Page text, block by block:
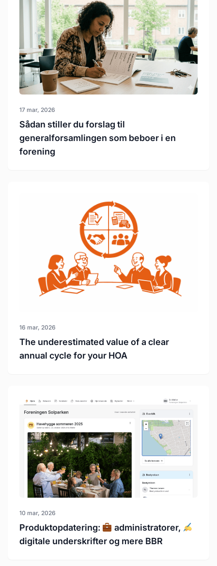
17 mar, 2026
Sådan stiller du forslag til
generalforsamlingen som beboer i en
forening
16 mar, 2026
The underestimated value of a clear
annual cycle for your HOA
10 mar, 2026
Produktopdatering:
administratorer,
digitale underskrifter og mere BBR